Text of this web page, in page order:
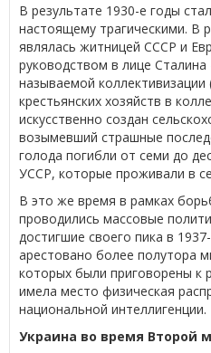
В результате 1930-е годы
настоящему трагическими. В
являлась житницей СССР и
руководством в лице
называемой
крестьянских хозяйств в
искусственно создан
возымевший страшные
голода погибли от семи до
УССР, которые проживали в
В это же время в рамках
проводились массовые
достигшие своего пика в
арестовано более полутора
которых были приговорены к
имела место физическая
национальной интеллигенции.
Украина во время Второй